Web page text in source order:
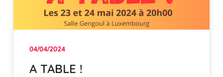
A TABLE !
04/04/2024